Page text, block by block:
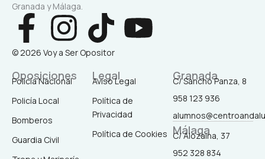
Granada y Málaga.
F
a
c
e
b
I
n
s
a
T
i
k
t
o
Y
u
© 2026 Voy a Ser Opositor
Oposiciones
Policía Nacional
Policía Local
Bomberos
Guardia Civil
Legal
Aviso Legal
Política de
Privacidad
Política de Cookies
Granada
C/ Sancho Panza, 8
958 123 936
Málaga
C/ Alozaina, 37
952 328 834